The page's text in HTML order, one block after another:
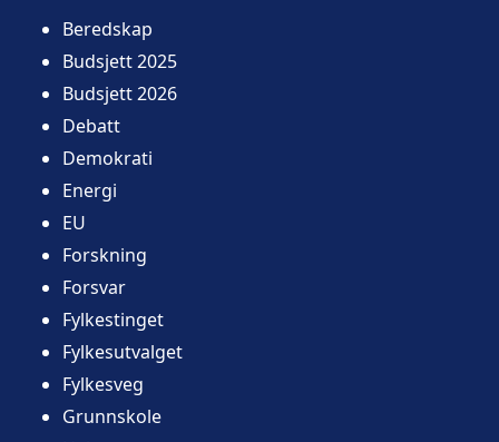
Beredskap
Budsjett 2025
Budsjett 2026
Debatt
Demokrati
Energi
EU
Forskning
Forsvar
Fylkestinget
Fylkesutvalget
Fylkesveg
Grunnskole